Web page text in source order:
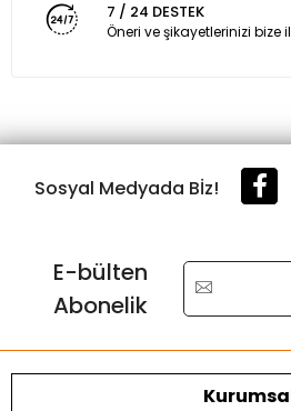
7 / 24 DESTEK
Öneri ve şikayetlerinizi bize
Sosyal Medyada Bİz!
E-bülten
Abonelik